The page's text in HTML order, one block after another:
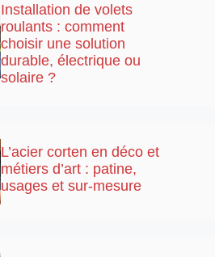
Installation de volets
roulants : comment
choisir une solution
durable, électrique ou
solaire ?
L’acier corten en déco et
métiers d’art : patine,
usages et sur-mesure